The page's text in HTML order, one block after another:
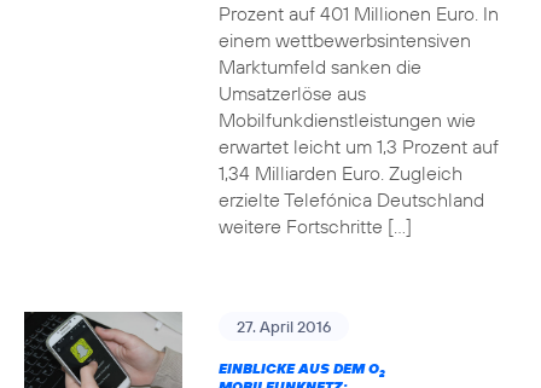
Prozent auf 401 Millionen Euro. In
einem wettbewerbsintensiven
Marktumfeld sanken die
Umsatzerlöse aus
Mobilfunkdienstleistungen wie
erwartet leicht um 1,3 Prozent auf
1,34 Milliarden Euro. Zugleich
erzielte Telefónica Deutschland
weitere Fortschritte […]
27. April 2016
EINBLICKE AUS DEM O2